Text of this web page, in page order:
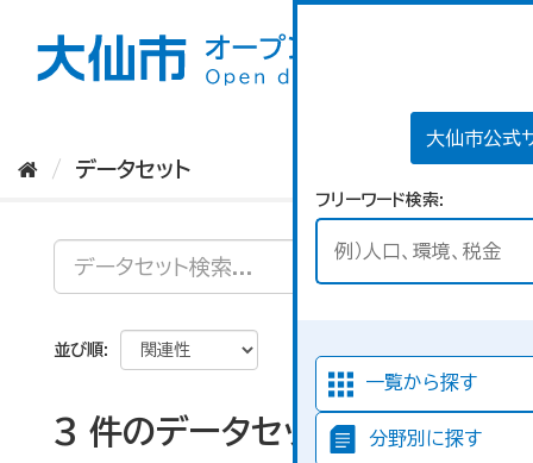
大仙市公式
フリーワード検索
一覧から探す
分野別に探す
データセット
並び順
3 件のデータセットが見つか